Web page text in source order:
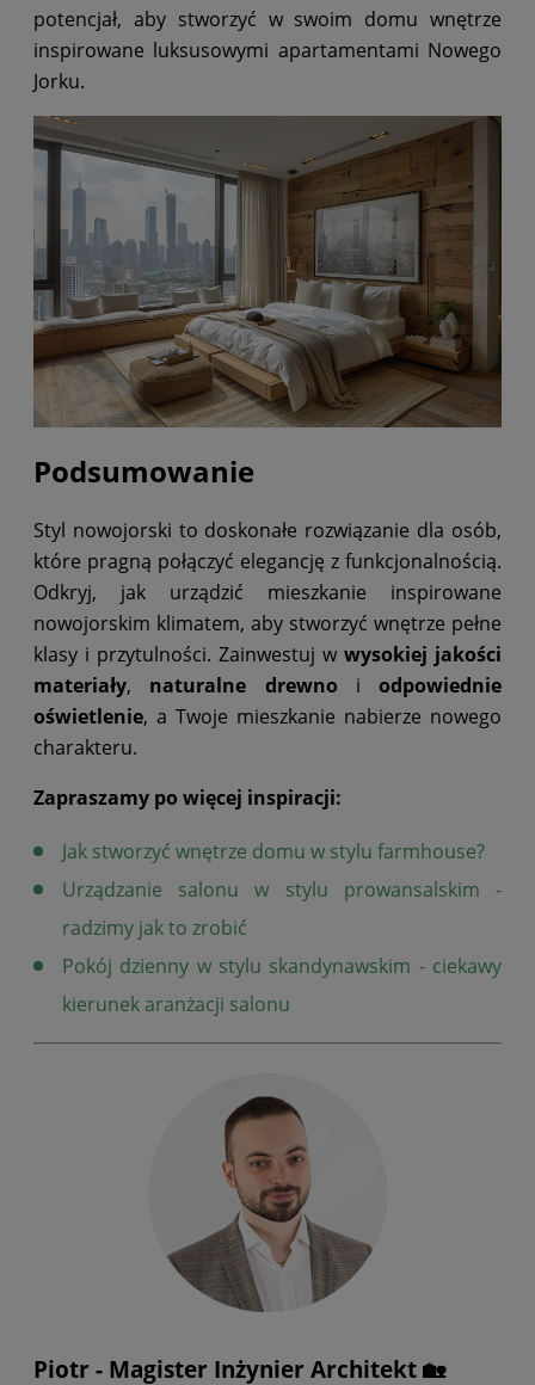
potencjał, aby stworzyć w swoim domu wnętrze
inspirowane luksusowymi apartamentami Nowego
Jorku.
Podsumowanie
Styl nowojorski to doskonałe rozwiązanie dla osób,
które pragną połączyć elegancję z funkcjonalnością.
Odkryj, jak urządzić mieszkanie inspirowane
nowojorskim klimatem, aby stworzyć wnętrze pełne
klasy i przytulności. Zainwestuj w wysokiej jakości
materiały, naturalne drewno i odpowiednie
oświetlenie, a Twoje mieszkanie nabierze nowego
charakteru.
Zapraszamy po więcej inspiracji:
Jak stworzyć wnętrze domu w stylu farmhouse?
Urządzanie salonu w stylu prowansalskim -
radzimy jak to zrobić
Pokój dzienny w stylu skandynawskim - ciekawy
kierunek aranżacji salonu
Piotr - Magister Inżynier Architekt 🏡